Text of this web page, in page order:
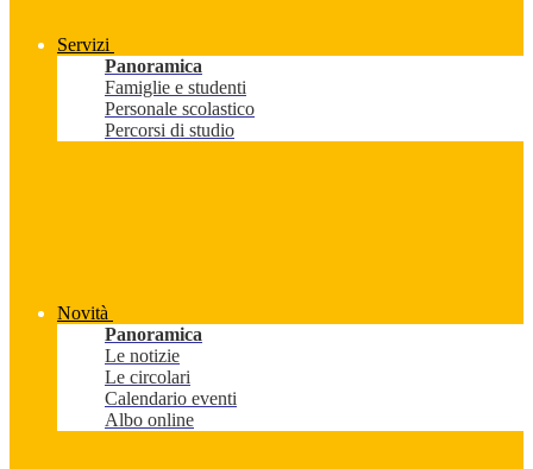
Servizi
Panoramica
Famiglie e studenti
Personale scolastico
Percorsi di studio
Novità
Panoramica
Le notizie
Le circolari
Calendario eventi
Albo online